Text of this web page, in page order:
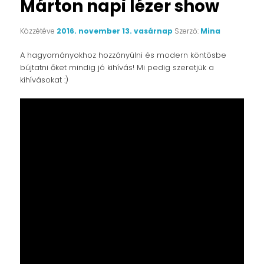
Márton napi lézer show
Közzétéve 2016. november 13. vasárnap Szerző: Mina
A hagyományokhoz hozzányúlni és modern köntösbe
bújtatni őket mindig jó kihívás! Mi pedig szeretjük a
kihívásokat :)